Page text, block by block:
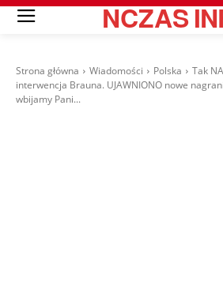
NCZAS
Strona główna Wiadomości Polska
Tak
interwencja Brauna. UJAWNIONO nowe
wbijamy Pani...